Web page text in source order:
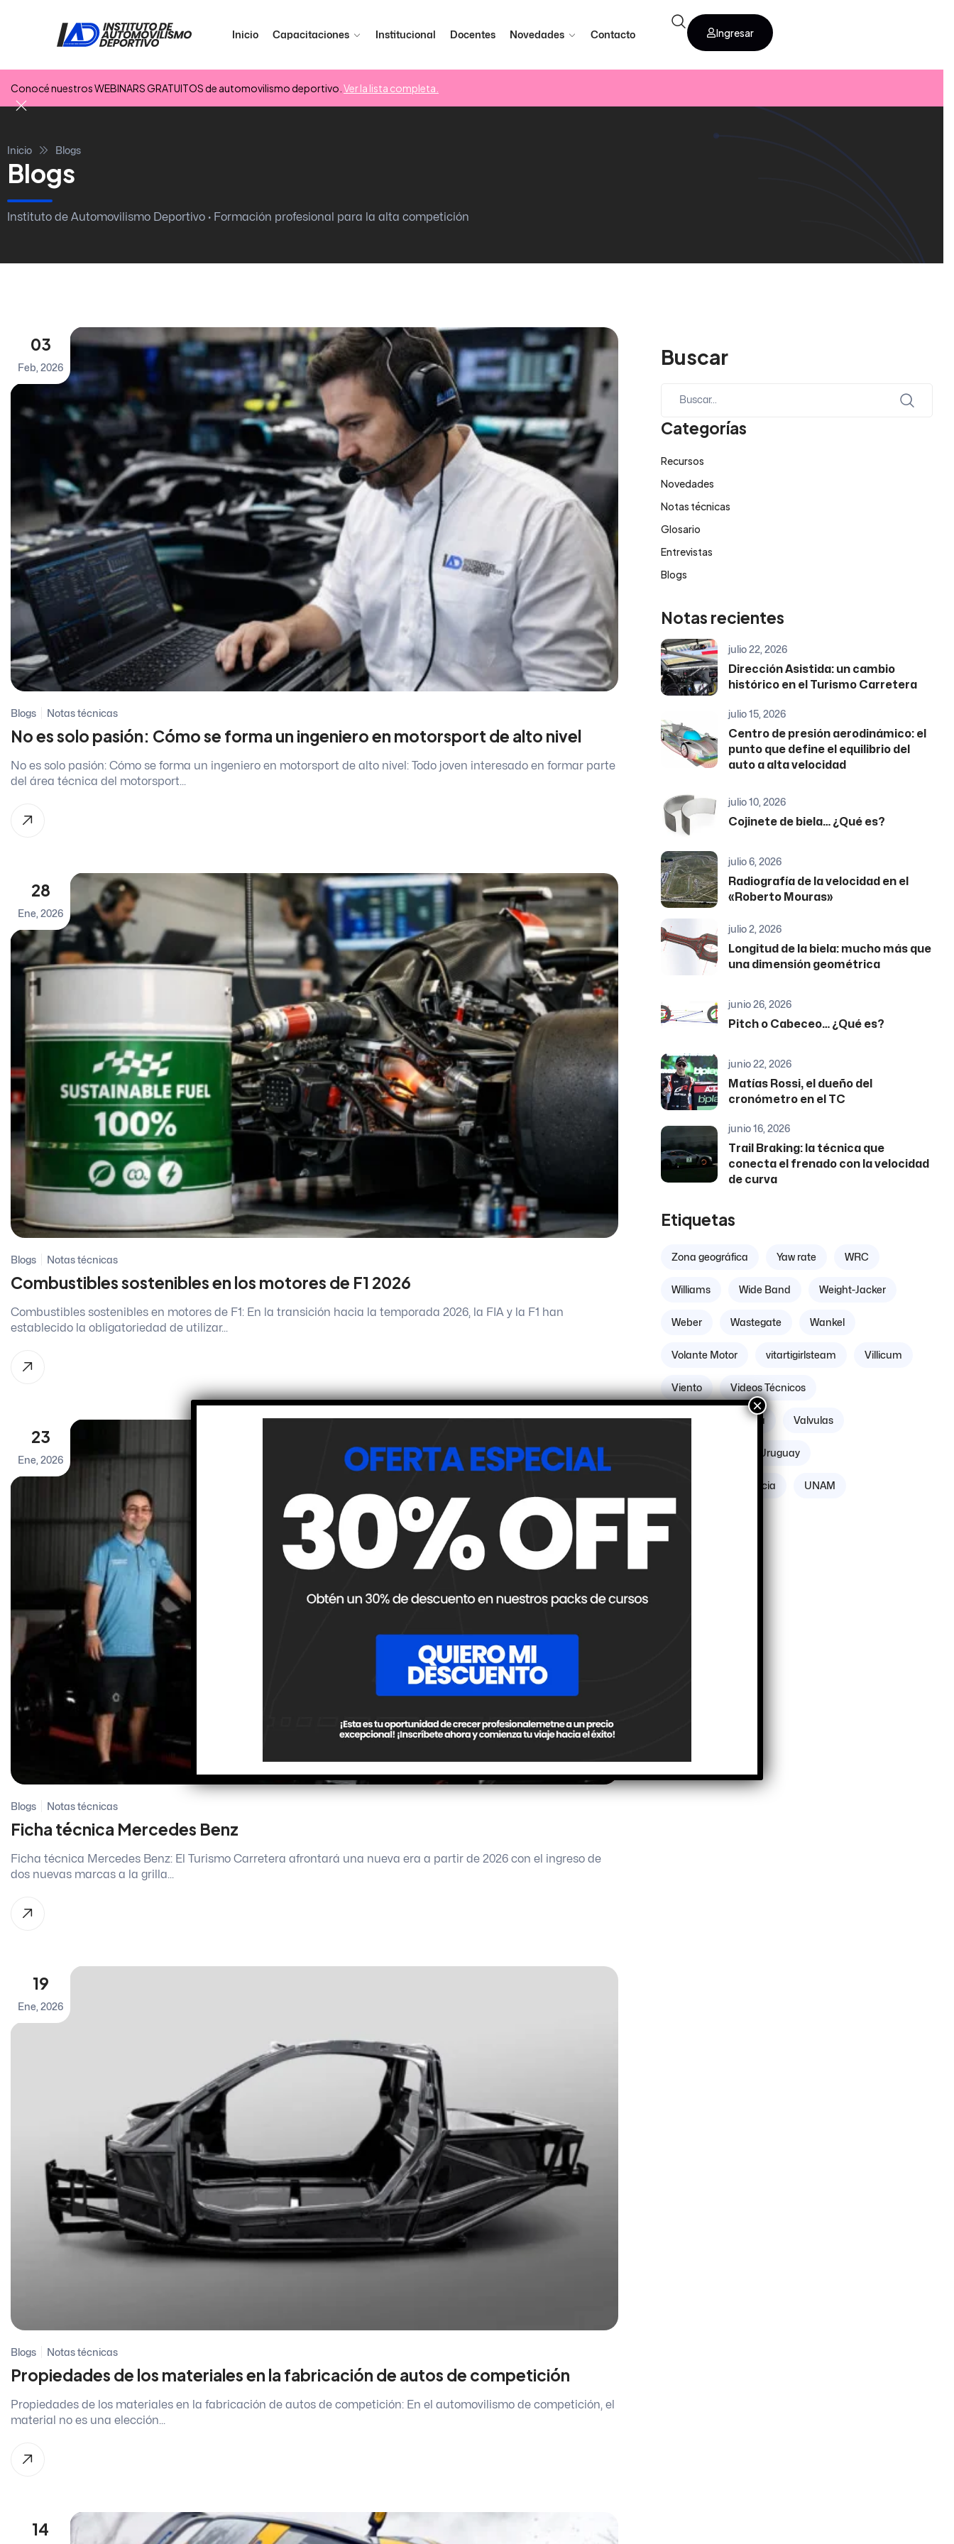
Inicio Capacitaciones Institucional Docentes Novedades Contacto Ingresar
Conocé nuestros WEBINARS GRATUITOS de automovilismo deportivo. Ver la lista completa.
Inicio Blogs
Blogs
Instituto de Automovilismo Deportivo · Formación profesional para la alta competición
03
Feb, 2026
Blogs Notas técnicas
No es solo pasión: Cómo se forma un ingeniero en motorsport de alto nivel
No es solo pasión: Cómo se forma un ingeniero en motorsport de alto nivel: Todo joven interesado en formar parte
del área técnica del motorsport...
28
Ene, 2026
Blogs Notas técnicas
Combustibles sostenibles en los motores de F1 2026
Combustibles sostenibles en motores de F1: En la transición hacia la temporada 2026, la FIA y la F1 han
establecido la obligatoriedad de utilizar...
23
Ene, 2026
Blogs Notas técnicas
Ficha técnica Mercedes Benz
Ficha técnica Mercedes Benz: El Turismo Carretera afrontará una nueva era a partir de 2026 con el ingreso de
dos nuevas marcas a la grilla...
19
Ene, 2026
Blogs Notas técnicas
Propiedades de los materiales en la fabricación de autos de competición
Propiedades de los materiales en la fabricación de autos de competición: En el automovilismo de competición, el
material no es una elección...
14
Buscar
Categorías
Recursos
Novedades
Notas técnicas
Glosario
Entrevistas
Blogs
Notas recientes
julio 22, 2026
Dirección Asistida: un cambio
histórico en el Turismo Carretera
julio 15, 2026
Centro de presión aerodinámico: el
punto que define el equilibrio del
auto a alta velocidad
julio 10, 2026
Cojinete de biela… ¿Qué es?
julio 6, 2026
Radiografía de la velocidad en el
«Roberto Mouras»
julio 2, 2026
Longitud de la biela: mucho más que
una dimensión geométrica
junio 26, 2026
Pitch o Cabeceo… ¿Qué es?
junio 22, 2026
Matías Rossi, el dueño del
cronómetro en el TC
junio 16, 2026
Trail Braking: la técnica que
conecta el frenado con la velocidad
de curva
Etiquetas
Zona geográfica Yaw rate WRC
Williams Wide Band Weight-Jacker
Weber Wastegate Wankel
Volante Motor vitartigirlsteam Villicum
Viento Videos Técnicos
Verificación Técnica Valvulas
Uruguay
Unidades de Potencia UNAM
×